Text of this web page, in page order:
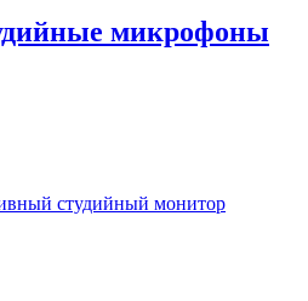
микрофоны